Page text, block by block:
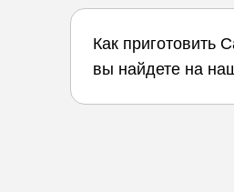
Как приготовить
вы найдете на